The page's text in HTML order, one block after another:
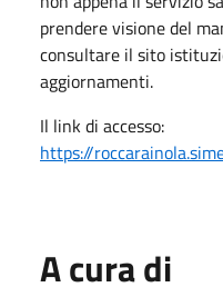
prendere visione del
consultare il sito
aggiornamenti.
Il link di accesso:
https://
A cura di